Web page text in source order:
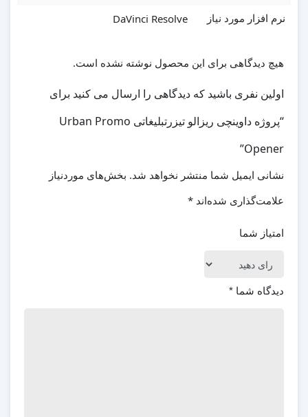
نرم افزار مورد نیاز DaVinci Resolve
هیچ دیدگاهی برای این محصول نوشته نشده است.
اولین نفری باشید که دیدگاهی را ارسال می کنید برای
“پروژه داوینچی ریزالو تیزرتبلیغاتی Urban Promo
Opener”
نشانی ایمیل شما منتشر نخواهد شد. بخش‌های موردنیاز
علامت‌گذاری شده‌اند *
امتیاز شما
دیدگاه شما *